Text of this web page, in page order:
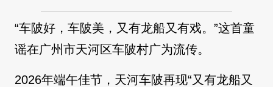
“车陂好，车陂美，又有龙船又有戏。”这首童
谣在广州市天河区车陂村广为流传。
2026年端午佳节，天河车陂再现“又有龙船又